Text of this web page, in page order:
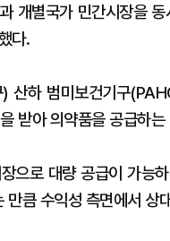
개별국가 민간시장을
다.
산하 범미보건기구
받아 의약품을 공급하
으로 대량 공급이 가능
큼 수익성 측면에서 상